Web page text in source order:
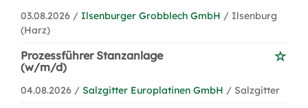
03.08.2026 / Ilsenburger Grobblech GmbH / Ilsenburg
(Harz)
Prozessführer Stanzanlage
(w/m/d)
04.08.2026 / Salzgitter Europlatinen GmbH / Salzgitter